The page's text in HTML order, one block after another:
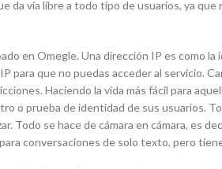
da vía libre a todo tipo de usuarios, ya que
en Omegle. Una dirección IP es como
que no puedas acceder al servicio.
Haciendo la vida más fácil para
o prueba de identidad de sus usuarios.
Todo se hace de cámara en cámara, es
conversaciones de solo texto, pero